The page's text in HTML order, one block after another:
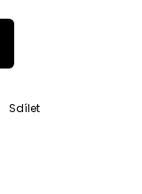
Sdílet